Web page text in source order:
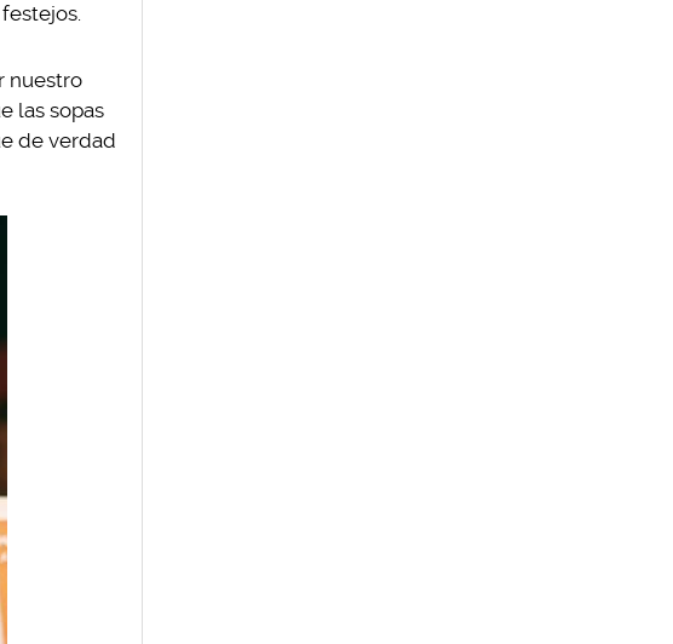
nuestro
las sopas
de verdad